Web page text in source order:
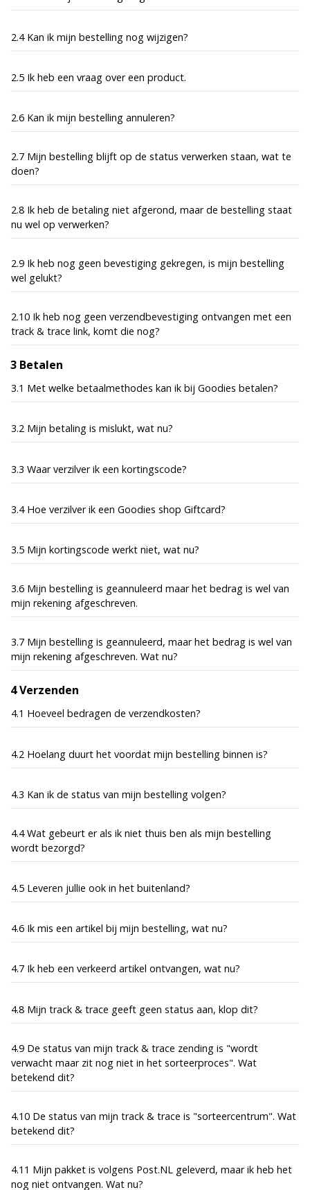
2.4 Kan ik mijn bestelling nog wijzigen?
2.5 Ik heb een vraag over een product.
2.6 Kan ik mijn bestelling annuleren?
2.7 Mijn bestelling blijft op de status verwerken staan, wat te
doen?
2.8 Ik heb de betaling niet afgerond, maar de bestelling staat
nu wel op verwerken?
2.9 Ik heb nog geen bevestiging gekregen, is mijn bestelling
wel gelukt?
2.10 Ik heb nog geen verzendbevestiging ontvangen met een
track & trace link, komt die nog?
3 Betalen
3.1 Met welke betaalmethodes kan ik bij Goodies betalen?
3.2 Mijn betaling is mislukt, wat nu?
3.3 Waar verzilver ik een kortingscode?
3.4 Hoe verzilver ik een Goodies shop Giftcard?
3.5 Mijn kortingscode werkt niet, wat nu?
3.6 Mijn bestelling is geannuleerd maar het bedrag is wel van
mijn rekening afgeschreven.
3.7 Mijn bestelling is geannuleerd, maar het bedrag is wel van
mijn rekening afgeschreven. Wat nu?
4 Verzenden
4.1 Hoeveel bedragen de verzendkosten?
4.2 Hoelang duurt het voordat mijn bestelling binnen is?
4.3 Kan ik de status van mijn bestelling volgen?
4.4 Wat gebeurt er als ik niet thuis ben als mijn bestelling
wordt bezorgd?
4.5 Leveren jullie ook in het buitenland?
4.6 Ik mis een artikel bij mijn bestelling, wat nu?
4.7 Ik heb een verkeerd artikel ontvangen, wat nu?
4.8 Mijn track & trace geeft geen status aan, klop dit?
4.9 De status van mijn track & trace zending is "wordt
verwacht maar zit nog niet in het sorteerproces". Wat
betekend dit?
4.10 De status van mijn track & trace is "sorteercentrum". Wat
betekend dit?
4.11 Mijn pakket is volgens Post.NL geleverd, maar ik heb het
nog niet ontvangen. Wat nu?